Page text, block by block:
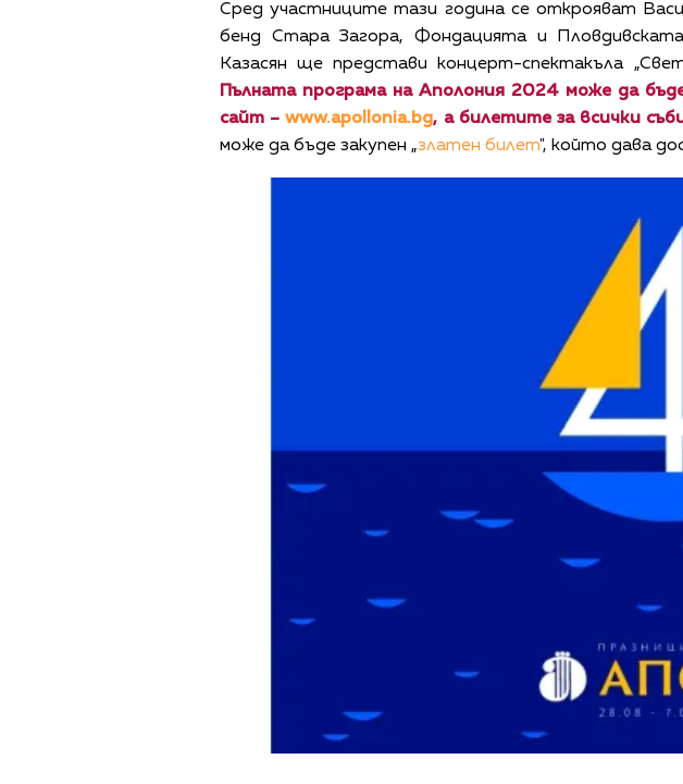
Сред участниците тази година се открояват
бенд Стара Загора, Фондацията и
Казасян ще представи концерт-спектакъла
Пълната програма на Аполония 2024 може да
сайт –www.apollonia.bg, а билетите за всички
може да бъде закупен „златен билет", който дава